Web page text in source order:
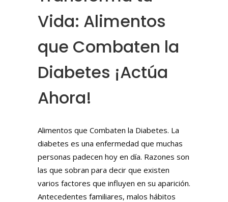
Vida: Alimentos
que Combaten la
Diabetes ¡Actúa
Ahora!
Alimentos que Combaten la Diabetes. La
diabetes es una enfermedad que muchas
personas padecen hoy en día. Razones son
las que sobran para decir que existen
varios factores que influyen en su aparición.
Antecedentes familiares, malos hábitos